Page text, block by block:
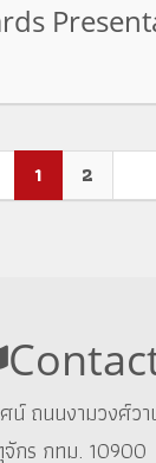
1 2
น์ ถนนงามวงศ์วา
กร กทม. 10900